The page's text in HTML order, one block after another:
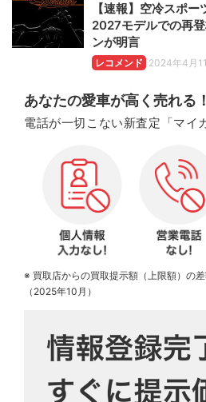
【速報】空冷スポ
2027モデルでの再
ンが明言
レコメンド 2024年4月
あなたの愛車が高く売れる！
電話が一切こない新査定「マイ
※ 買取店からの買取提示額（上限額）の
（2025年10月）